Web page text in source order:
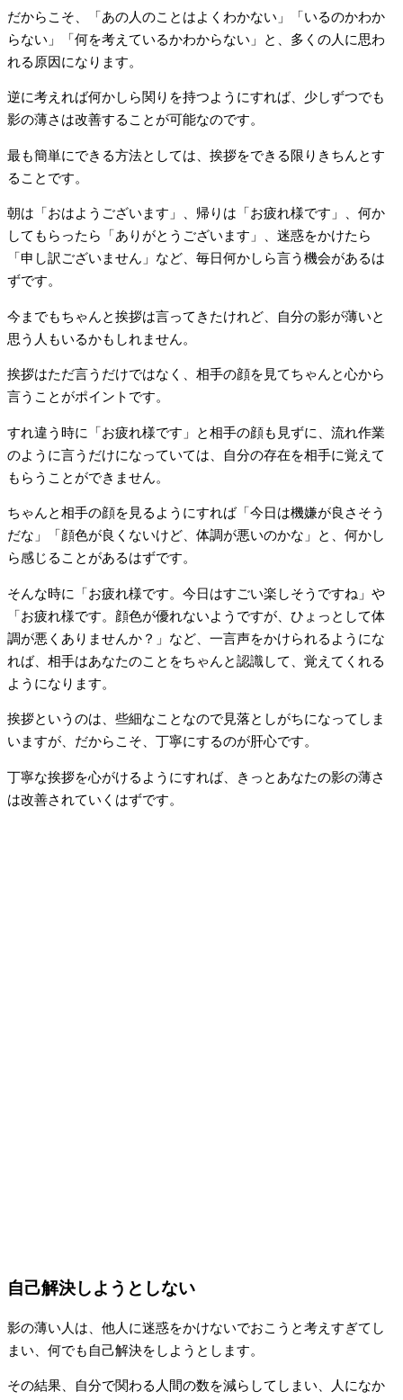
だからこそ、「あの人のことはよくわかない」「いるのかわか
らない」「何を考えているかわからない」と、多くの人に思わ
れる原因になります。
逆に考えれば何かしら関りを持つようにすれば、少しずつでも
影の薄さは改善することが可能なのです。
最も簡単にできる方法としては、挨拶をできる限りきちんとす
ることです。
朝は「おはようございます」、帰りは「お疲れ様です」、何か
してもらったら「ありがとうございます」、迷惑をかけたら
「申し訳ございません」など、毎日何かしら言う機会があるは
ずです。
今までもちゃんと挨拶は言ってきたけれど、自分の影が薄いと
思う人もいるかもしれません。
挨拶はただ言うだけではなく、相手の顔を見てちゃんと心から
言うことがポイントです。
すれ違う時に「お疲れ様です」と相手の顔も見ずに、流れ作業
のように言うだけになっていては、自分の存在を相手に覚えて
もらうことができません。
ちゃんと相手の顔を見るようにすれば「今日は機嫌が良さそう
だな」「顔色が良くないけど、体調が悪いのかな」と、何かし
ら感じることがあるはずです。
そんな時に「お疲れ様です。今日はすごい楽しそうですね」や
「お疲れ様です。顔色が優れないようですが、ひょっとして体
調が悪くありませんか？」など、一言声をかけられるようにな
れば、相手はあなたのことをちゃんと認識して、覚えてくれる
ようになります。
挨拶というのは、些細なことなので見落としがちになってしま
いますが、だからこそ、丁寧にするのが肝心です。
丁寧な挨拶を心がけるようにすれば、きっとあなたの影の薄さ
は改善されていくはずです。
自己解決しようとしない
影の薄い人は、他人に迷惑をかけないでおこうと考えすぎてし
まい、何でも自己解決をしようとします。
その結果、自分で関わる人間の数を減らしてしまい、人になか